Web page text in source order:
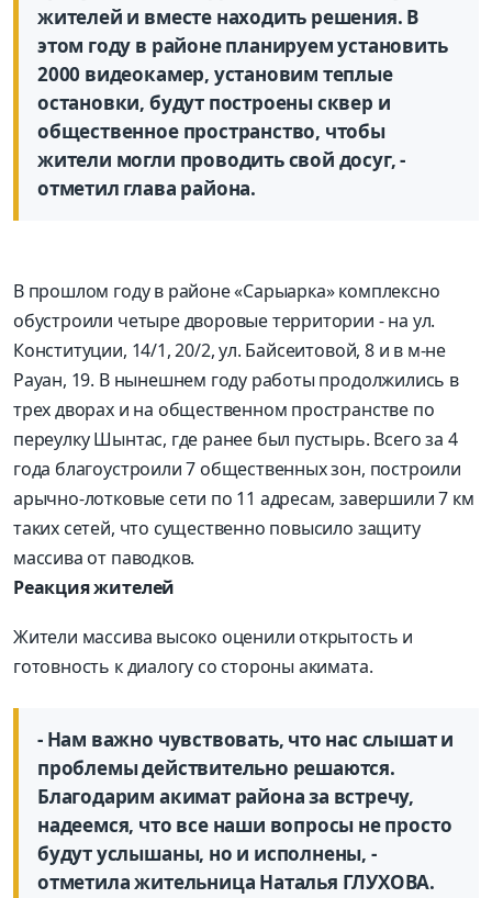
жителей и вместе находить решения. В
этом году в районе планируем установить
2000 видеокамер, установим теплые
остановки, будут построены сквер и
общественное пространство, чтобы
жители могли проводить свой досуг, -
отметил глава района.
В прошлом году в районе «Сарыарка» комплексно
обустроили четыре дворовые территории - на ул.
Конституции, 14/1, 20/2, ул. Байсеитовой, 8 и в м-не
Рауан, 19. В нынешнем году работы продолжились в
трех дворах и на общественном пространстве по
переулку Шынтас, где ранее был пустырь. Всего за 4
года благоустроили 7 общественных зон, построили
арычно-лотковые сети по 11 адресам, завершили 7 км
таких сетей, что существенно повысило защиту
массива от паводков.
Реакция жителей
Жители массива высоко оценили открытость и
готовность к диалогу со стороны акимата.
- Нам важно чувствовать, что нас слышат и
проблемы действительно решаются.
Благодарим акимат района за встречу,
надеемся, что все наши вопросы не просто
будут услышаны, но и исполнены, -
отметила жительница Наталья ГЛУХОВА.